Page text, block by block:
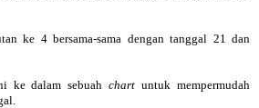
ke 4 bersama-sama dengan tanggal 21 dan
ke dalam sebuahchart untuk mempermudah